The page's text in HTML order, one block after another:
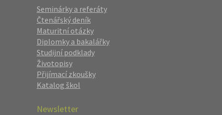
Seminárky a referáty
Čtenářský deník
Maturitní otázky
Diplomky a bakalářky
Studijní podklady
Životopisy
Přijímací zkoušky
Katalog škol
Newsletter